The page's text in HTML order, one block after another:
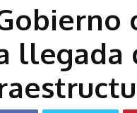
llegada